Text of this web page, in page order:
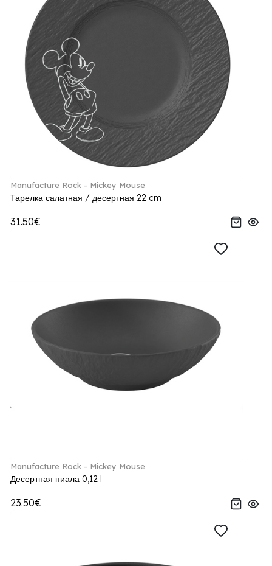
Manufacture Rock - Mickey Mouse
Тарелка салатная / десертная 22 cm
31.50€
Manufacture Rock - Mickey Mouse
Десертная пиала 0,12 l
23.50€